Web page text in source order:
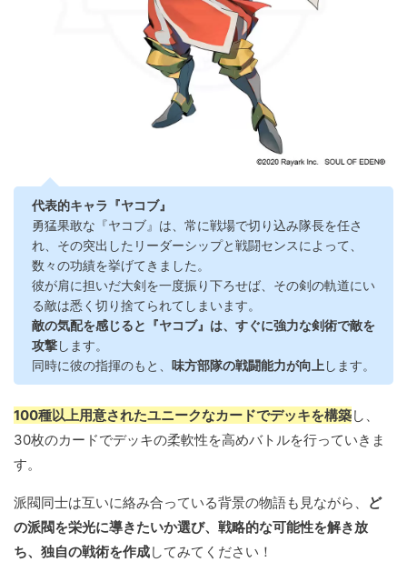
代表的キャラ『ヤコブ』
勇猛果敢な『ヤコブ』は、常に戦場で切り込み隊長を任さ
れ、その突出したリーダーシップと戦闘センスによって、
数々の功績を挙げてきました。
彼が肩に担いだ大剣を一度振り下ろせば、その剣の軌道にい
る敵は悉く切り捨てられてしまいます。
敵の気配を感じると『ヤコブ』は、すぐに強力な剣術で敵を
攻撃します。
同時に彼の指揮のもと、 味方部隊の戦闘能力が向上 します。
100種以上用意されたユニークなカードでデッキを構築し、
30枚のカードでデッキの柔軟性を高めバトルを行っていきま
す。
派閥同士は互いに絡み合っている背景の物語も見ながら、
ど
の派閥を栄光に導きたいか選び、戦略的な可能性を解き放
ち、独自の戦術を作成してみてください！